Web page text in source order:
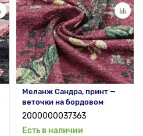
Меланж Сандра, принт —
веточки на бордовом
2000000037363
Есть в наличии